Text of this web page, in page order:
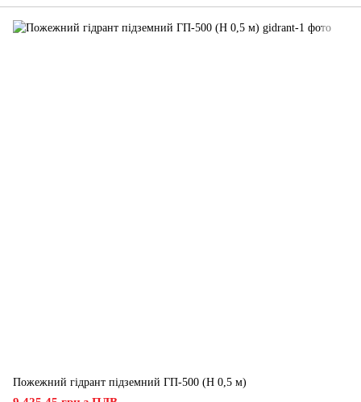
Пожежний гідрант підземний ГП-500 (H 0,5 м)